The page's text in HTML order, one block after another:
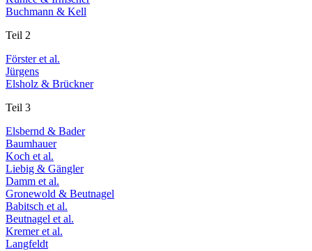
Buchmann & Kell
Teil 2
Förster et al.
Jürgens
Elsholz & Brückner
Teil 3
Elsbernd & Bader
Baumhauer
Koch et al.
Liebig & Gängler
Damm et al.
Gronewold & Beutnagel
Babitsch et al.
Beutnagel et al.
Kremer et al.
Langfeldt